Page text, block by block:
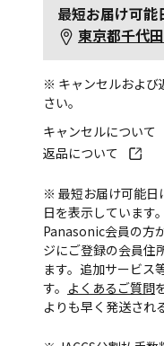
最短お届け可
東京都千代
※ キャンセルおよび
さい。
キャンセルについて
返品について
※ 最短お届け可能日
日を表示しています
Panasonic会員の方
ジにご登録の会員住
ます。追加サービス
す。 よくあるご質問
よりも早く発送され